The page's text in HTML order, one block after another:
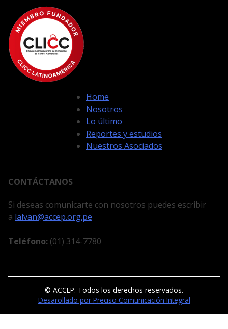
Home
Nosotros
Lo último
Reportes y estudios
Nuestros Asociados
CONTÁCTANOS
Si deseas comunicarte con nosotros puedes escribir
a lalvan@accep.org.pe
Teléfono: (01) 314-7780
© ACCEP. Todos los derechos reservados.
Desarollado por Preciso Comunicación Integral